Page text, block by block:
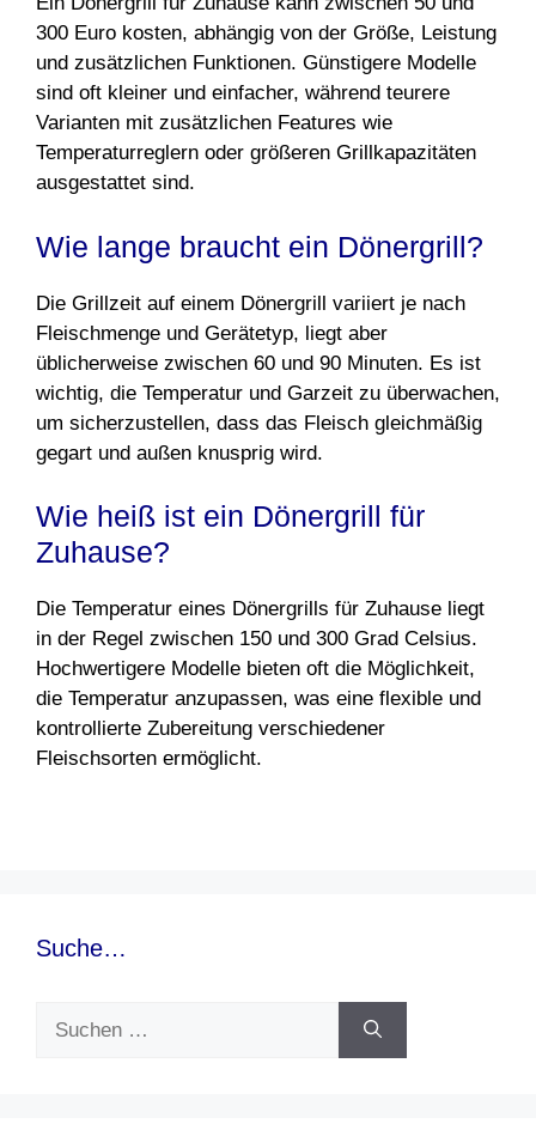
300 Euro kosten, abhängig von der Größe, Leistung
und zusätzlichen Funktionen. Günstigere Modelle
sind oft kleiner und einfacher, während teurere
Varianten mit zusätzlichen Features wie
Temperaturreglern oder größeren Grillkapazitäten
ausgestattet sind.
Wie lange braucht ein Dönergrill?
Die Grillzeit auf einem Dönergrill variiert je nach
Fleischmenge und Gerätetyp, liegt aber
üblicherweise zwischen 60 und 90 Minuten. Es ist
wichtig, die Temperatur und Garzeit zu überwachen,
um sicherzustellen, dass das Fleisch gleichmäßig
gegart und außen knusprig wird.
Wie heiß ist ein Dönergrill für
Zuhause?
Die Temperatur eines Dönergrills für Zuhause liegt
in der Regel zwischen 150 und 300 Grad Celsius.
Hochwertigere Modelle bieten oft die Möglichkeit,
die Temperatur anzupassen, was eine flexible und
kontrollierte Zubereitung verschiedener
Fleischsorten ermöglicht.
Suche…